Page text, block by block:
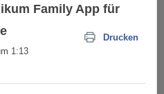
Family App für
Drucken
1:13